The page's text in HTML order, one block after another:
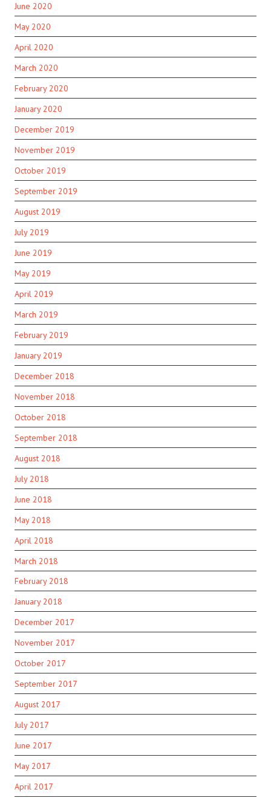
June 2020
May 2020
April 2020
March 2020
February 2020
January 2020
December 2019
November 2019
October 2019
September 2019
August 2019
July 2019
June 2019
May 2019
April 2019
March 2019
February 2019
January 2019
December 2018
November 2018
October 2018
September 2018
August 2018
July 2018
June 2018
May 2018
April 2018
March 2018
February 2018
January 2018
December 2017
November 2017
October 2017
September 2017
August 2017
July 2017
June 2017
May 2017
April 2017